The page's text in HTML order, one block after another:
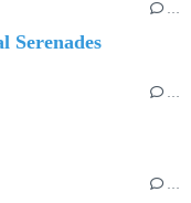
…
Serenades
…
…